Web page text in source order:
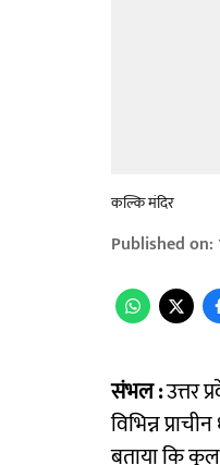
कल्कि मंदिर
Published on:
संभल :उत्तर
विभिन्न
बताया कि